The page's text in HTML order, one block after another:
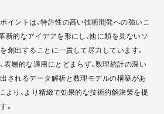
イントは、特許性の高い技術開発への強いこ
新的なアイデアを形にし、他に類を見ないソ
創出することに一貫して尽力しています。
表層的な適用にとどまらず、数理統計の深い
されるデータ解析と数理モデルの構築があ
より、より精緻で効果的な技術的解決策を提
。